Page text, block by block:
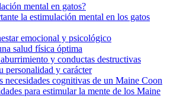
mental en gatos?
la estimulación mental en los gatos
emocional y psicológico
salud física óptima
y conductas destructivas
personalidad y carácter
necesidades cognitivas de un Maine Coon
para estimular la mente de los Maine